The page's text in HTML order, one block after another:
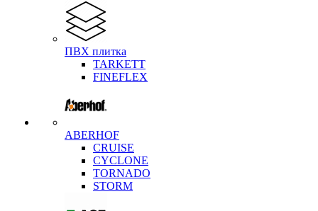
ПВХ плитка
TARKETT
FINEFLEX
ABERHOF
CRUISE
CYCLONE
TORNADO
STORM